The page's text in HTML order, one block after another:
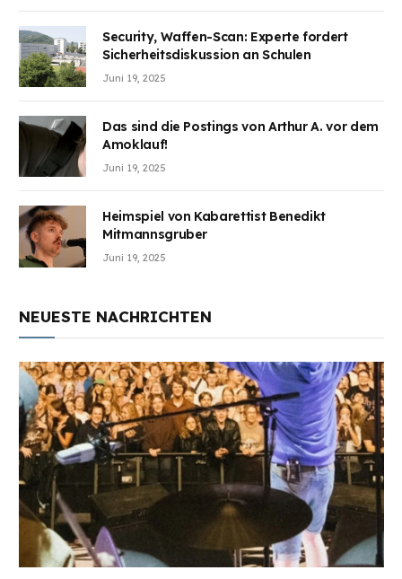
Security, Waffen-Scan: Experte fordert
Sicherheitsdiskussion an Schulen
Juni 19, 2025
Das sind die Postings von Arthur A. vor dem
Amoklauf!
Juni 19, 2025
Heimspiel von Kabarettist Benedikt
Mitmannsgruber
Juni 19, 2025
NEUESTE NACHRICHTEN